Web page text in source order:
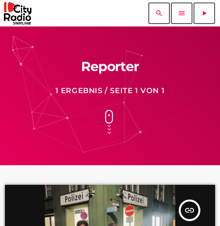
search menu play_arrow
Reporter
1 ERGEBNIS / SEITE 1 VON 1
insert_link